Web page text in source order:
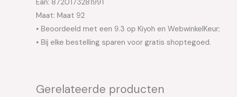
Maat: Maat 92
• Beoordeeld met een 9.3 op Kiyoh en WebwinkelKeur;
• Bij elke bestelling sparen voor gratis shoptegoed.
Gerelateerde producten